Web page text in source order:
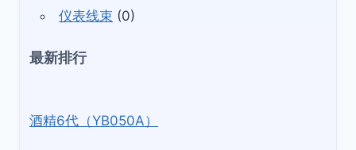
仪表线束 (0)
最新排行
酒精6代（YB050A）